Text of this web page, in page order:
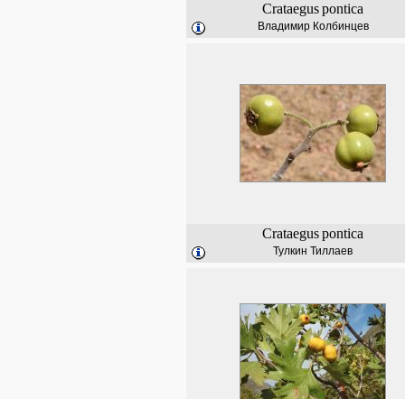
Crataeguspontica
Владимир Колбинцев
Crataeguspontica
Тулкин Тиллаев